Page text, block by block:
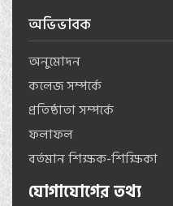
অভিভাবক
অনুমোদন
কলেজ সম্পর্কে
প্রতিষ্ঠাতা সম্পর্কে
ফলাফল
বর্তমান শিক্ষক-শিক্ষিকা
যোগাযোগের তথ্য